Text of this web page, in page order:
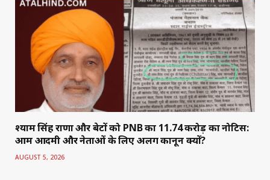
श्याम सिंह राणा और बेटों को PNB का 11.74 करोड़ का नोटिस:
आम आदमी और नेताओं के लिए अलग कानून क्यों?
AUGUST 5, 2026